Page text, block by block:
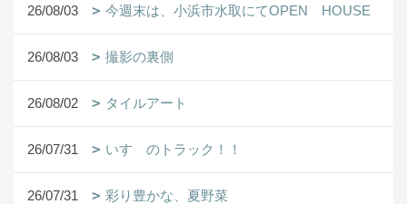
26/08/03 今週末は、小浜市水取にてOPEN HOUSE
26/08/03 撮影の裏側
26/08/02 タイルアート
26/07/31 いすゞのトラック！！
26/07/31 彩り豊かな、夏野菜